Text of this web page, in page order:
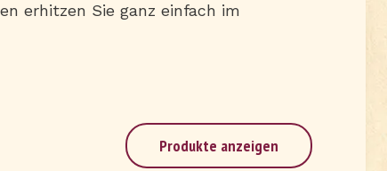
erhitzen Sie ganz einfach im
Produkte anzeigen